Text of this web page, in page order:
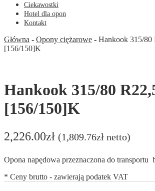
Ciekawostki
Hotel dla opon
Kontakt
Główna - Opony ciężarowe - Hankook 315/80
[156/150]K
Hankook 315/80
[156/150]K
2,226.00zł (1,809.76zł netto)
Opona napędowa przeznaczona do transportu
* Ceny brutto - zawierają podatek VAT